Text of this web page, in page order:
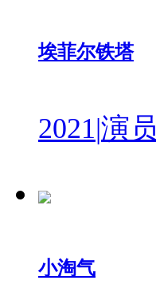
埃菲尔铁塔
2021|演员
小淘气